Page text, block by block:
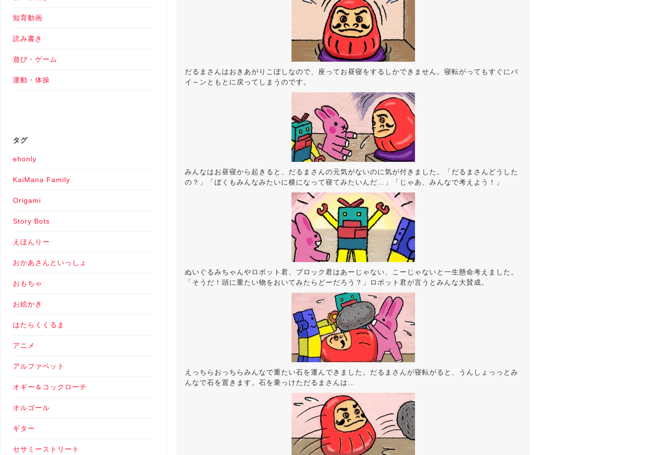
だるまさんはおきあがりこぼしなので、座ってお昼寝をするしかできません。寝転がってもすぐにバ
イ～ンともとに戻ってしまうのです。
みんなはお昼寝から起きると、だるまさんの元気がないのに気が付きました。「だるまさんどうした
の？」「ぼくもみんなみたいに横になって寝てみたいんだ…」「じゃあ、みんなで考えよう！」
ぬいぐるみちゃんやロボット君、ブロック君はあーじゃない、こーじゃないと一生懸命考えました。
「そうだ！頭に重たい物をおいてみたらどーだろう？」ロボット君が言うとみんな大賛成。
えっちらおっちらみんなで重たい石を運んできました。だるまさんが寝転がると、うんしょっっとみ
んなで石を置きます。石を乗っけただるまさんは…
知育動画
読み書き
遊び・ゲーム
運動・体操
タグ
ehonly
KaiMana Family
Origami
Story Bots
えほんりー
おかあさんといっしょ
おもちゃ
お絵かき
はたらくくるま
アニメ
アルファベット
オギー＆コックローチ
オルゴール
ギター
セサミーストリート